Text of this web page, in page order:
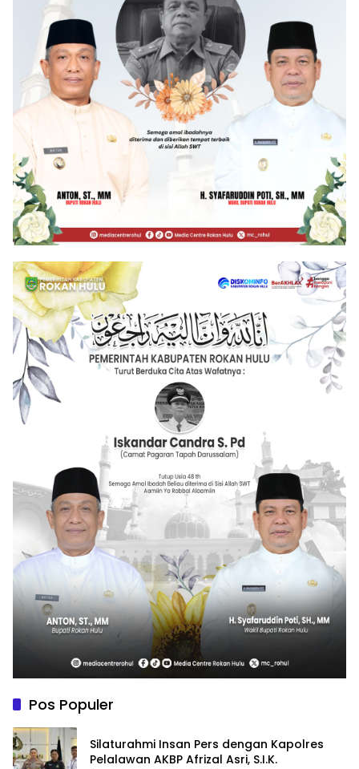
Pos Populer
Silaturahmi Insan Pers dengan Kapolres
Pelalawan AKBP Afrizal Asri, S.I.K.